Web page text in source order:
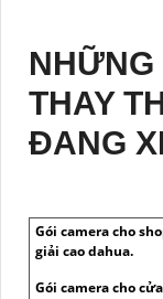
NHỮNG
THAY
ĐANG
Gói camera cho
giải cao dahua.
Gói camera cho